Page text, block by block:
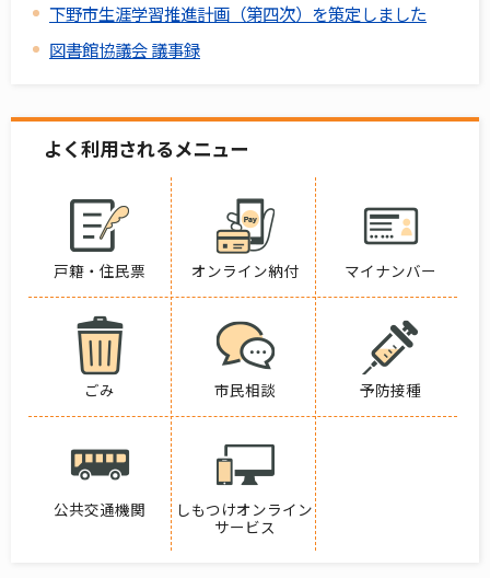
下野市生涯学習推進計画（第四次）を策定しました
図書館協議会 議事録
よく利用されるメニュー
戸籍・住民票 オンライン納付 マイナンバー
ごみ 市民相談 予防接種
公共交通機関
しもつけオンライン
サービス